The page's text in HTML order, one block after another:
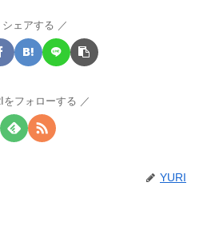
シェアする
をフォローする
YURI